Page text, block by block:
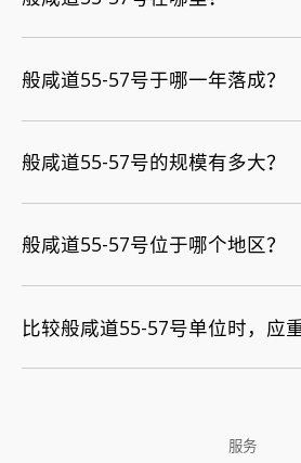
般咸道55-57号于哪一年落成？
般咸道55-57号的规模有多大？
般咸道55-57号位于哪个地区？
比较般咸道55-57号单位时，应
服务